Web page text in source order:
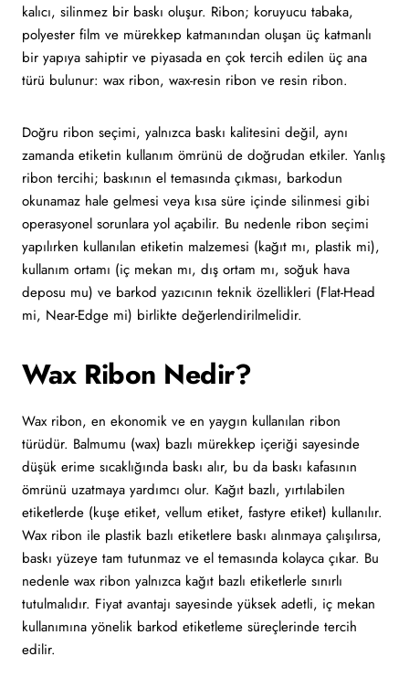
kalıcı, silinmez bir baskı oluşur. Ribon; koruyucu tabaka,
polyester film ve mürekkep katmanından oluşan üç katmanlı
bir yapıya sahiptir ve piyasada en çok tercih edilen üç ana
türü bulunur: wax ribon, wax-resin ribon ve resin ribon.
Doğru ribon seçimi, yalnızca baskı kalitesini değil, aynı
zamanda etiketin kullanım ömrünü de doğrudan etkiler. Yanlış
ribon tercihi; baskının el temasında çıkması, barkodun
okunamaz hale gelmesi veya kısa süre içinde silinmesi gibi
operasyonel sorunlara yol açabilir. Bu nedenle ribon seçimi
yapılırken kullanılan etiketin malzemesi (kağıt mı, plastik mi),
kullanım ortamı (iç mekan mı, dış ortam mı, soğuk hava
deposu mu) ve barkod yazıcının teknik özellikleri (Flat-Head
mi, Near-Edge mi) birlikte değerlendirilmelidir.
Wax Ribon Nedir?
Wax ribon, en ekonomik ve en yaygın kullanılan ribon
türüdür. Balmumu (wax) bazlı mürekkep içeriği sayesinde
düşük erime sıcaklığında baskı alır, bu da baskı kafasının
ömrünü uzatmaya yardımcı olur. Kağıt bazlı, yırtılabilen
etiketlerde (kuşe etiket, vellum etiket, fastyre etiket) kullanılır.
Wax ribon ile plastik bazlı etiketlere baskı alınmaya çalışılırsa,
baskı yüzeye tam tutunmaz ve el temasında kolayca çıkar. Bu
nedenle wax ribon yalnızca kağıt bazlı etiketlerle sınırlı
tutulmalıdır. Fiyat avantajı sayesinde yüksek adetli, iç mekan
kullanımına yönelik barkod etiketleme süreçlerinde tercih
edilir.